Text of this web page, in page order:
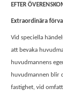
EFTER
Extraordinära
Vid speciella
att bevaka
huvudmannens
huvudmannen blir
fastighet, vid